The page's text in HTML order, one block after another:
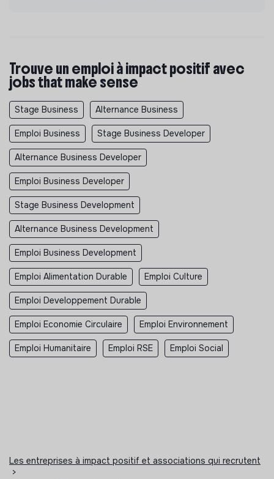
Trouve un emploi à impact positif avec
jobs that make sense
Stage Business Alternance Business
Emploi Business Stage Business Developer
Alternance Business Developer
Emploi Business Developer
Stage Business Development
Alternance Business Development
Emploi Business Development
Emploi Alimentation Durable Emploi Culture
Emploi Developpement Durable
Emploi Economie Circulaire Emploi Environnement
Emploi Humanitaire Emploi RSE Emploi Social
Les entreprises à impact positif et associations qui recrutent
>